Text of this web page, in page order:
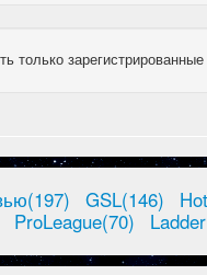
только
GSL(146)
ProLeague(70)